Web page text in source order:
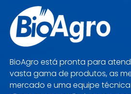
BioAgro está pronta para
vasta gama de produtos, as
mercado e uma equipe